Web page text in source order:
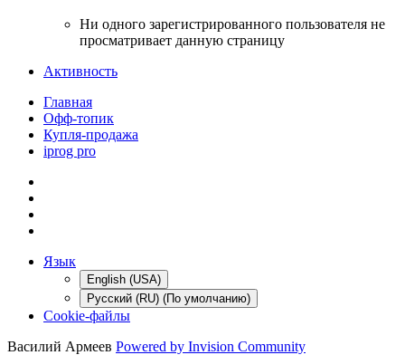
Ни одного зарегистрированного пользователя не
просматривает данную страницу
Активность
Главная
Офф-топик
Купля-продажа
iprog pro
Язык
English (USA)
Русский (RU) (По умолчанию)
Cookie-файлы
Василий Армеев Powered by Invision Community